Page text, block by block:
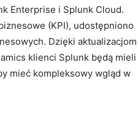
Enterprise i Splunk Cloud.
(KPI), udostępniono
Dzięki aktualizacjom
klienci Splunk będą mieli
mieć kompleksowy wgląd w